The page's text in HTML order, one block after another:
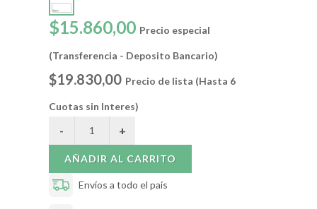
$15.860,00 Precio especial
(Transferencia - Deposito Bancario)
$19.830,00 Precio de lista (Hasta 6
Cuotas sin Interes)
AÑADIR AL CARRITO
Envíos a todo el país